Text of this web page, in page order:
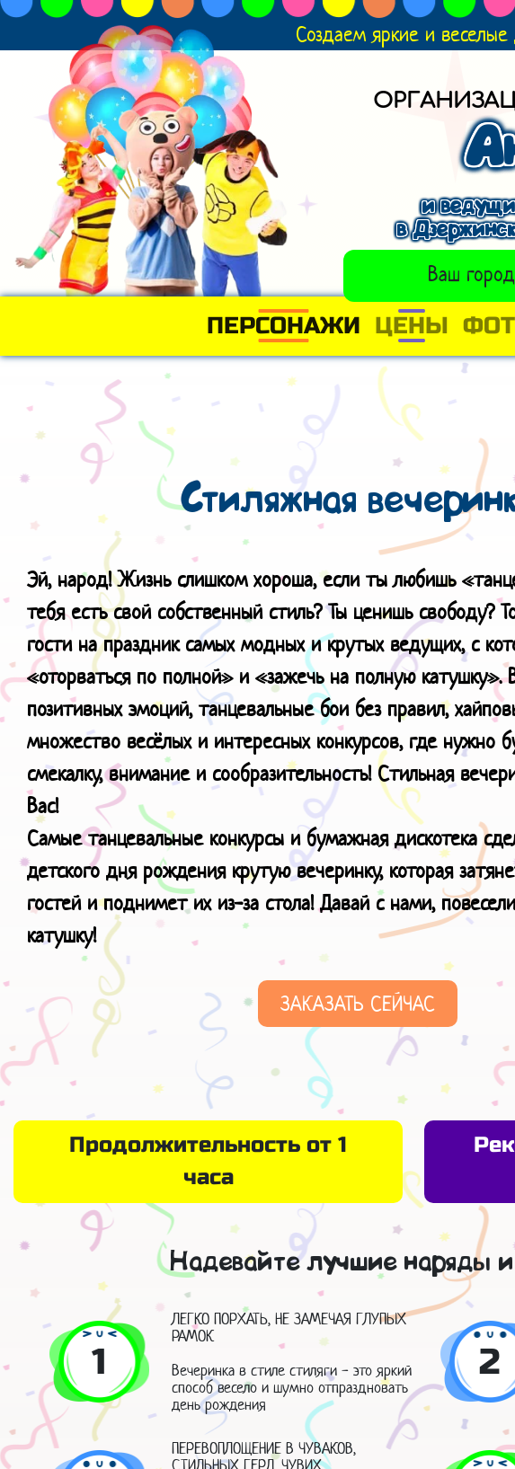
Создаем яркие и
и
в
Ваш город
ПЕРСОНАЖИ ЦЕНЫ
Стиляжная
Эй, народ! Жизнь слишком хороша, если ты любишь
тебя есть свой собственный стиль? Ты ценишь свободу?
гости на праздник самых модных и крутых ведущих, с
«оторваться по полной» и «зажечь на полную
позитивных эмоций, танцевальные бои без правил,
множество весёлых и интересных конкурсов, где нужно
смекалку, внимание и сообразительность! Стильная
Вас!
Самые танцевальные конкурсы и бумажная дискотека
детского дня рождения крутую вечеринку, которая
гостей и поднимет их из-за стола! Давай с нами,
катушку!
ЗАКАЗАТЬ СЕЙЧАС
Продолжительность от 1
часа
Надевайте лучшие наряды
1
ЛЕГКО ПОРХАТЬ, НЕ ЗАМЕЧАЯ ГЛУПЫХ
РАМОК
Вечеринка в стиле стиляги - это яркий
способ весело и шумно отпраздновать
день рождения
2
ПЕРЕВОПЛОЩЕНИЕ В ЧУВАКОВ,